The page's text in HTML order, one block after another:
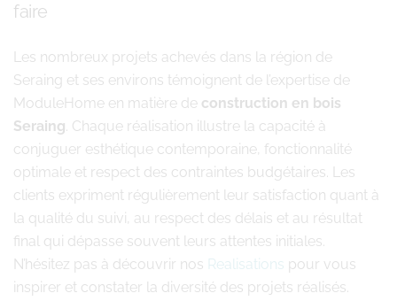
faire
Les nombreux projets achevés dans la région de
Seraing et ses environs témoignent de l’expertise de
ModuleHome en matière de construction en bois
Seraing. Chaque réalisation illustre la capacité à
conjuguer esthétique contemporaine, fonctionnalité
optimale et respect des contraintes budgétaires. Les
clients expriment régulièrement leur satisfaction quant à
la qualité du suivi, au respect des délais et au résultat
final qui dépasse souvent leurs attentes initiales.
N’hésitez pas à découvrir nos Realisations pour vous
inspirer et constater la diversité des projets réalisés.